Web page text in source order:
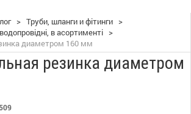
> Труби, шланги и фітинги >
в асортименті >
диаметром 160 мм
резинка диаметром